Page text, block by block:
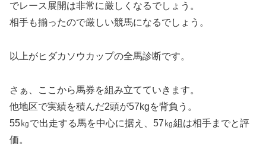
でレース展開は非常に厳しくなるでしょう。
相手も揃ったので厳しい競馬になるでしょう。
以上がヒダカソウカップの全馬診断です。
さぁ、ここから馬券を組み立てていきます。
他地区で実績を積んだ2頭が57kgを背負う。
55㎏で出走する馬を中心に据え、57㎏組は相手までと評
価。